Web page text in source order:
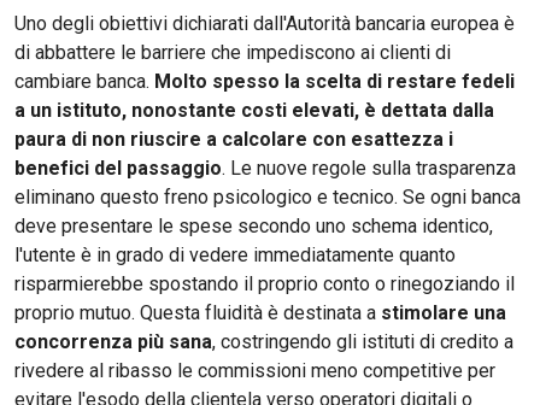
Uno degli obiettivi dichiarati dall'Autorità bancaria europea è
di abbattere le barriere che impediscono ai clienti di
cambiare banca. Molto spesso la scelta di restare fedeli
a un istituto, nonostante costi elevati, è dettata dalla
paura di non riuscire a calcolare con esattezza i
benefici del passaggio. Le nuove regole sulla trasparenza
eliminano questo freno psicologico e tecnico. Se ogni banca
deve presentare le spese secondo uno schema identico,
l'utente è in grado di vedere immediatamente quanto
risparmierebbe spostando il proprio conto o rinegoziando il
proprio mutuo. Questa fluidità è destinata a stimolare una
concorrenza più sana, costringendo gli istituti di credito a
rivedere al ribasso le commissioni meno competitive per
evitare l'esodo della clientela verso operatori digitali o